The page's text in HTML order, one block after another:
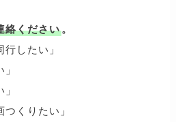
絡ください。
行したい」
つくりたい」